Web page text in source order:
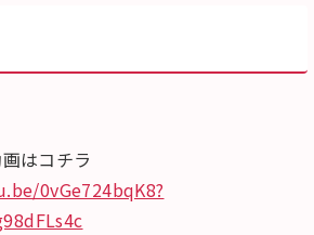
はコチラ
0vGe724bqK8?